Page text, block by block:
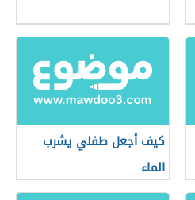
كيف أجعل طفلي يشرب
الماء